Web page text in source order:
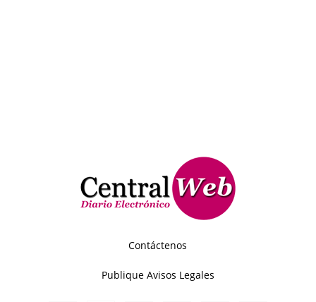
Contáctenos
Publique Avisos Legales